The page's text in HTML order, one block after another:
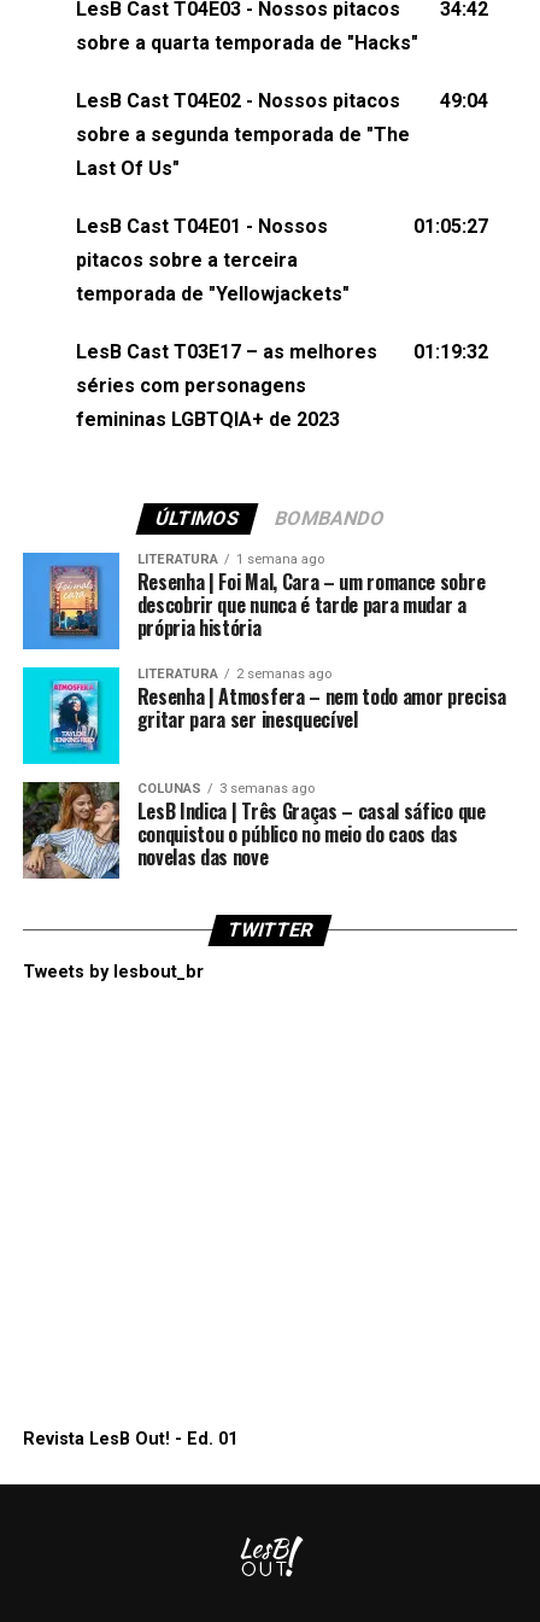
comentários, perguntas ou qualquer outra coisa,
nos envie uma mensagem pelas redes sociais ou
esqueça de visitar nosso site e também redes
sociais:Twitter: ⁠⁠⁠⁠@lesbout_br⁠⁠⁠⁠ Instagram: ⁠⁠⁠⁠@lesbout_br⁠⁠⁠⁠
(⁠⁠⁠⁠⁠⁠@KarolenPassos⁠⁠⁠⁠⁠⁠)Participação de Bruna Fentanes
(⁠⁠⁠⁠@brunarfentanes⁠⁠⁠⁠) e Pollyelly FlorêncioEdição de
Naiady Machado
LesB Cast T04E03 - Nossos pitacos
sobre a quarta temporada de "Hacks"
34:42
LesB Cast T04E02 - Nossos pitacos
sobre a segunda temporada de "The
Last Of Us"
49:04
LesB Cast T04E01 - Nossos
pitacos sobre a terceira
temporada de "Yellowjackets"
01:05:27
LesB Cast T03E17 – as melhores
séries com personagens
femininas LGBTQIA+ de 2023
01:19:32
ÚLTIMOS BOMBANDO
LITERATURA 1 semana ago
Resenha | Foi Mal, Cara – um romance sobre
descobrir que nunca é tarde para mudar a
própria história
LITERATURA 2 semanas ago
Resenha | Atmosfera – nem todo amor precisa
gritar para ser inesquecível
COLUNAS 3 semanas ago
LesB Indica | Três Graças – casal sáfico que
conquistou o público no meio do caos das
novelas das nove
TWITTER
Tweets by lesbout_br
Revista LesB Out! - Ed. 01